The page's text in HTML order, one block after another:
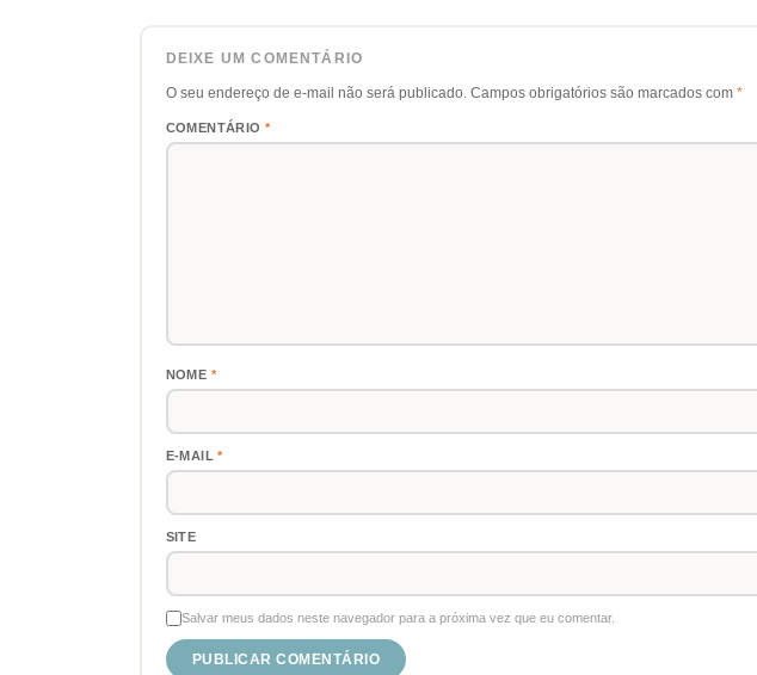
DEIXE UM COMENTÁRIO
O seu endereço de e-mail não será publicado. Campos obrigatórios são marcados com *
COMENTÁRIO *
NOME *
E-MAIL*
SITE
Salvar meus dados neste navegador para a próxima vez que eu comentar.